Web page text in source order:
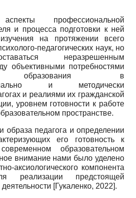
профессиональной
и процесса подготовки к ней
на протяжении всего
педагогических наук, но
неразрешенным
объективными потребностями
образования в
и методически
и реалиями их гражданской
уровнем готовности к работе
пространстве.
образа педагога и определении
его готовность к
образовательном
внимание нами было уделено
аксиологического компонента
реализации предстоящей
[Гукаленко, 2022].